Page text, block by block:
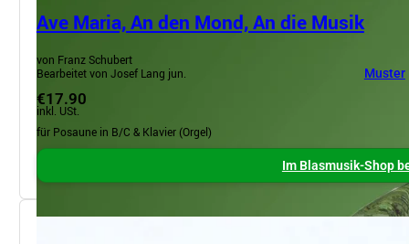
Ave Maria, An den Mond, An die Musik
von Franz Schubert
Bearbeitet von Josef Lang jun.
Muster
€17.90
inkl. USt.
für Posaune in B/C & Klavier (Orgel)
Im Blasmusik-Shop